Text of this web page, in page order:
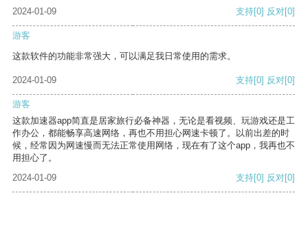
2024-01-09
支持[0] 反对[0]
游客
这款软件的功能非常强大，可以满足我日常使用的需求。
2024-01-09 支持[0] 反对[0]
游客
这款加速器app简直是居家旅行必备神器，无论是看视频、玩游戏还是工
作办公，都能畅享高速网络，再也不用担心网速卡顿了。以前出差的时
候，经常因为网速慢而无法正常使用网络，现在有了这个app，我再也不
用担心了。
2024-01-09
支持[0] 反对[0]